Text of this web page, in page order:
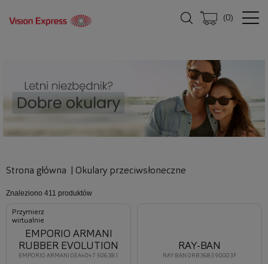
(0)
Strona główna Okulary przeciwsłoneczne
Znaleziono 411 produktów
Przymierz
wirtualnie
EMPORIO ARMANI 0EA4047 506381
EMPORIO ARMANI
RUBBER EVOLUTION
RAY BAN 0RB3683 90003F
RAY-BAN